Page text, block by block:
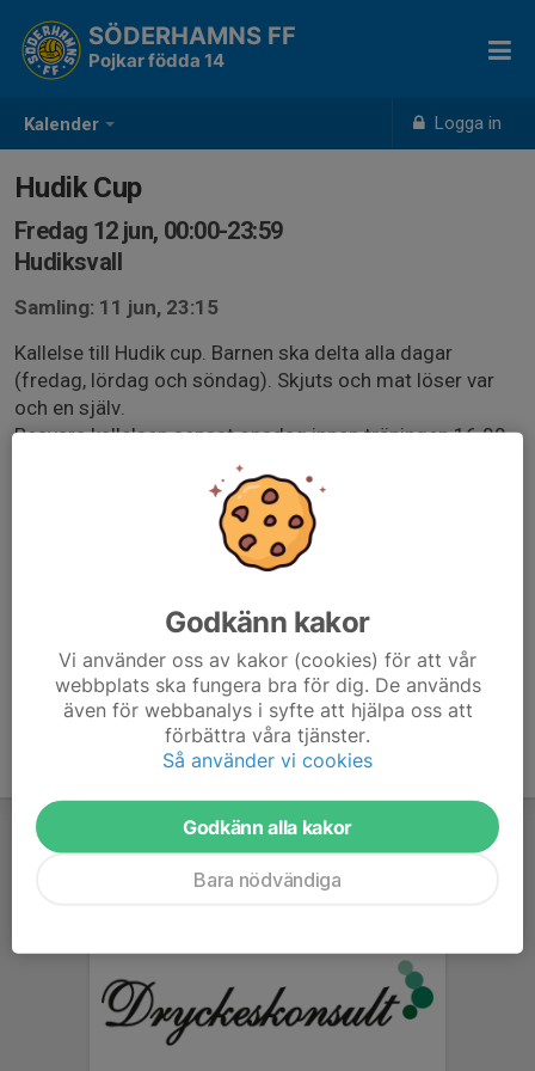
Kalender Logga in
SÖDERHAMNS FF
Pojkar födda 14
Hudik Cup
Fredag 12 jun, 00:00-23:59
Hudiksvall
Samling: 11 jun, 23:15
Kallelse till Hudik cup. Barnen ska delta alla dagar
(fredag, lördag och söndag). Skjuts och mat löser var
och en själv.
Besvara kallelsen senast onsdag innan träningen 16.00.
Samling kommer att ske 45 min innan respektive match.
Vi delar upp lagen efter onsdagens träning när vi vet
Godkänn kakor
Vi använder oss av kakor (cookies) för att vår
webbplats ska fungera bra för dig. De används
även för webbanalys i syfte att hjälpa oss att
förbättra våra tjänster.
Så använder vi cookies
Godkänn alla kakor
Bara nödvändiga